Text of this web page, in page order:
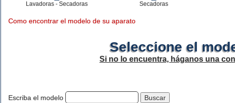
Lavadoras - Secadoras Secadoras
Como encontrar el modelo de su aparato
Seleccione el
Si no lo encuentra, háganos una
Escriba el modelo